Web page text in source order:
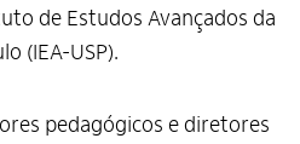
de Estudos Avançados da
(IEA-USP).
pedagógicos e diretores